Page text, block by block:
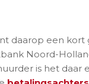
daarop een kort
Noord-
is het daar